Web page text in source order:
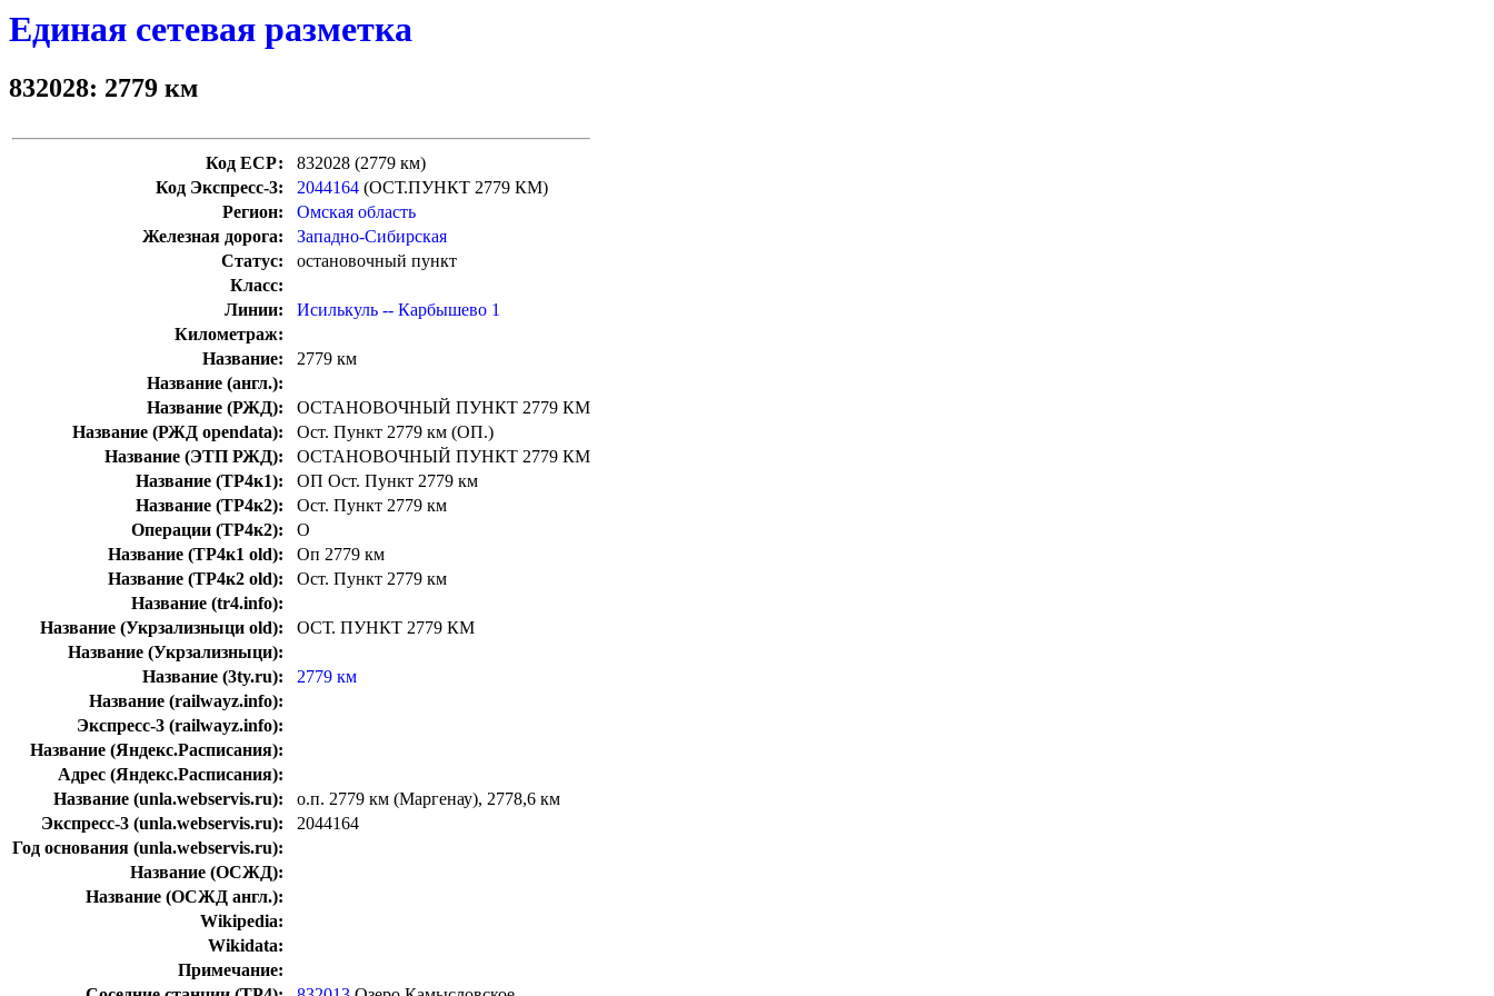
Единая сетевая разметка
832028: 2779 км
Код ЕСР:
832028 (2779 км)
Код Экспресс-3:
2044164 (ОСТ.ПУНКТ 2779 КМ)
Регион:
Омская область
Железная дорога:
Западно-Сибирская
Статус:
остановочный пункт
Класс:
Линии:
Исилькуль -- Карбышево 1
Километраж:
Название:
2779 км
Название (англ.):
Название (РЖД):
ОСТАНОВОЧНЫЙ ПУНКТ 2779 КМ
Название (РЖД opendata):
Ост. Пункт 2779 км (ОП.)
Название (ЭТП РЖД):
ОСТАНОВОЧНЫЙ ПУНКТ 2779 КМ
Название (ТР4к1):
ОП Ост. Пункт 2779 км
Название (ТР4к2):
Ост. Пункт 2779 км
Операции (ТР4к2):
О
Название (ТР4к1 old):
Оп 2779 км
Название (ТР4к2 old):
Ост. Пункт 2779 км
Название (tr4.info):
Название (Укрзализныци old):
ОСТ. ПУНКТ 2779 КМ
Название (Укрзализныци):
Название (3ty.ru):
2779 км
Название (railwayz.info):
Экспресс-3 (railwayz.info):
Название (Яндекс.Расписания):
Адрес (Яндекс.Расписания):
Название (unla.webservis.ru):
о.п. 2779 км (Маргенау), 2778,6 км
Экспресс-3 (unla.webservis.ru):
2044164
Год основания (unla.webservis.ru):
Название (ОСЖД):
Название (ОСЖД англ.):
Wikipedia:
Wikidata:
Примечание: